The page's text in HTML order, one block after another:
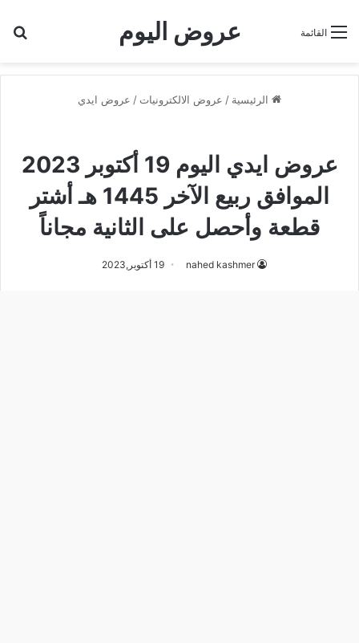
عروض اليوم القائمة
الرئيسية / عروض الالكترونيات / عروض ايدي
عروض ايدي اليوم 19 أكتوبر 2023
الموافق ربيع الآخر 1445 هـ أشتر
قطعة وأحصل على الثانية مجاناً
nahed kashmer 19 أكتوبر,2023